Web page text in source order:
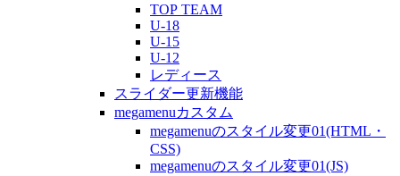
TOP TEAM
U-18
U-15
U-12
レディース
スライダー更新機能
megamenuカスタム
megamenuのスタイル変更01(HTML・
CSS)
megamenuのスタイル変更01(JS)